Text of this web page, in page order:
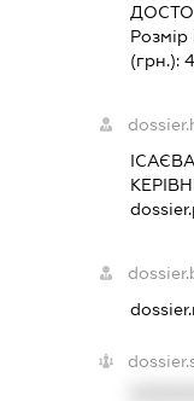
(грн.):